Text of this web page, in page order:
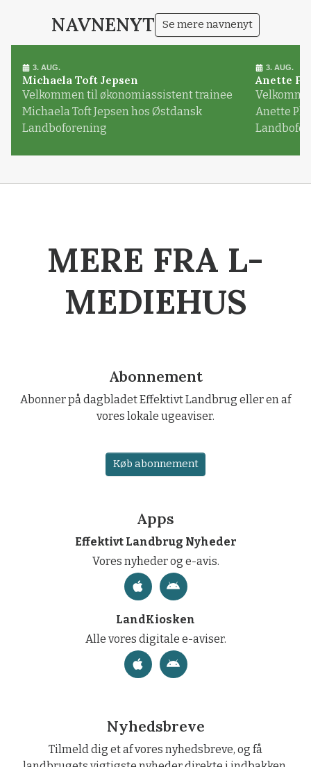
NAVNENYT Se mere navnenyt
3. AUG.
Michaela Toft Jepsen
Velkommen til økonomiassistent trainee
Michaela Toft Jepsen hos Østdansk
Landboforening
3. AUG.
Anette
Anette
MERE FRA L-
MEDIEHUS
Abonnement
Abonner på dagbladet Effektivt Landbrug eller en af
vores lokale ugeaviser.
Køb abonnement
Apps
Effektivt Landbrug Nyheder
Vores nyheder og e-avis.
LandKiosken
Alle vores digitale e-aviser.
Nyhedsbreve
Tilmeld dig et af vores nyhedsbreve, og få